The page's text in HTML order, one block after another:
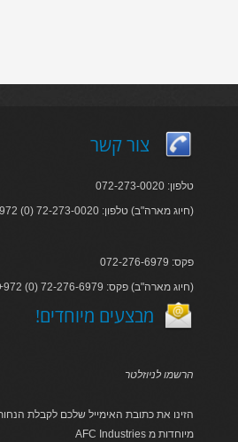
צור קשר
טלפון: 072-273-0020
+972 (0) 72-273-0020 :חיוג מארה"ב) טלפון)
פקס: 072-276-6979
+972 (0) 72-276-6979 :חיוג מארה"ב) פקס)
!מבצעים מיוחדים
הרשמו לניוזלטר
הזינו את כתובת האימייל שלכם לקבלת
AFC Industries מיוחדות מ